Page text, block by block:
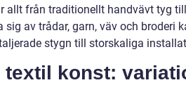
allt från traditionellt handvävt tyg
av trådar, garn, väv och broderi
stygn till storskaliga
textil konst: